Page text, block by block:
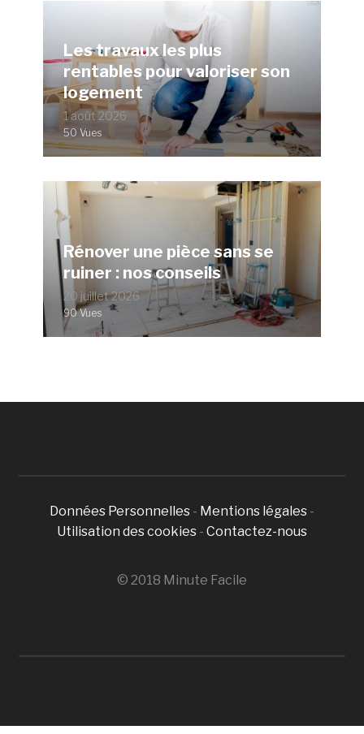
Les travaux les plus
rentables pour valoriser son
logement
1 août 2026
50 Vues
Rénover une pièce sans se
ruiner : nos conseils
20 juillet 2026
90 Vues
Données Personnelles - Mentions légales -
Utilisation des cookies - Contactez-nous
© 2018 Minute Facile